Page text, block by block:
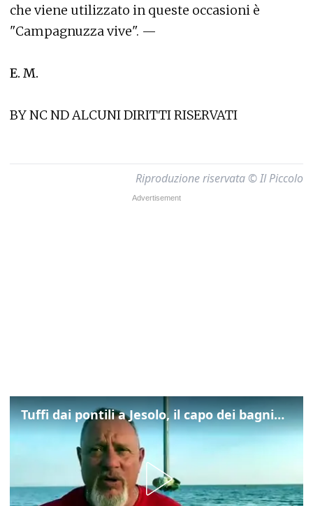
che viene utilizzato in queste occasioni è
"Campagnuzza vive". —
E. M.
BY NC ND ALCUNI DIRITTI RISERVATI
Riproduzione riservata © Il Piccolo
Tuffi dai pontili a Jesolo, il capo dei bagnini: "L'impegno di tutti per evitare altre tragedie"